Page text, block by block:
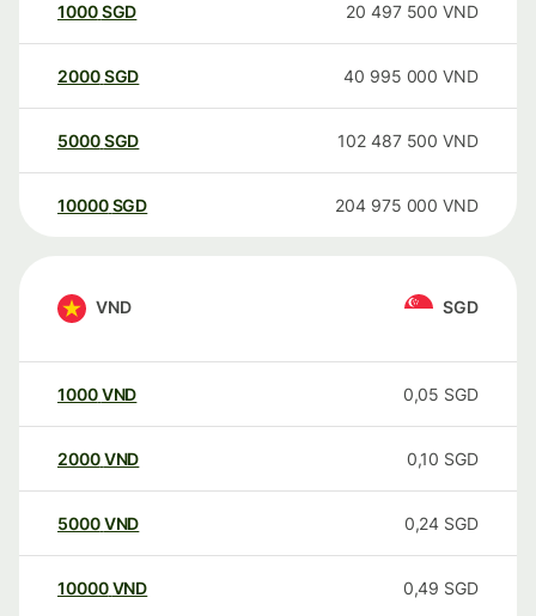
1000SGD 20 497 500 VND
2000SGD 40 995 000 VND
5000SGD 102 487 500 VND
10000 SGD 204 975 000 VND
VND SGD
1000VND 0,05 SGD
2000VND 0,10 SGD
5000VND 0,24 SGD
10000 VND 0,49 SGD